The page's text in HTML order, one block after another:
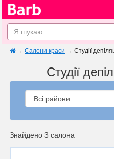
→ Салони краси → Студії
Студії
Знайдено 3 салона